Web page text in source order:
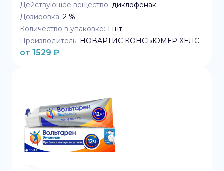
Действующее вещество: диклофенак
Дозировка: 2 %
Количество в упаковке: 1 шт.
Производитель: НОВАРТИС КОНСЬЮМЕР ХЕЛС
от 1529 ₽